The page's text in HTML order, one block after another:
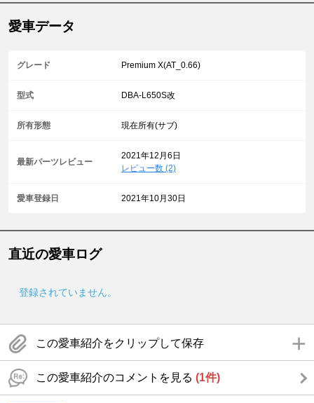
愛車データ
グレード Premium X(AT_0.66)
型式 DBA-L650S改
所有形態 現在所有(サブ)
最新パーツレビュー
2021年12月6日
レビュー数 (2)
愛車登録日 2021年10月30日
直近の愛車ログ
登録されていません。
この愛車紹介をクリップして保存
この愛車紹介のコメントを見る (1件)